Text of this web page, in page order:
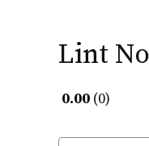
Lint
0.00 0